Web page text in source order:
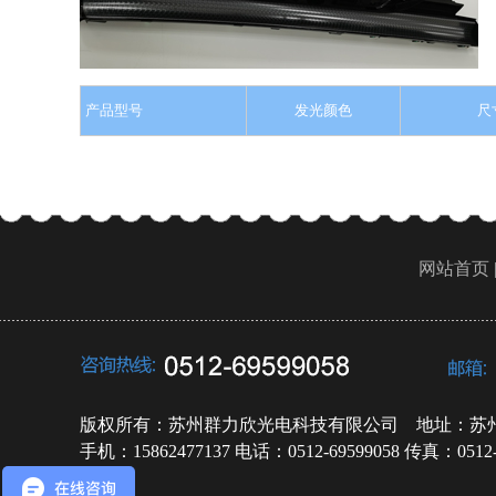
产品型号 发光颜色 尺
网站首页
版权所有：苏州群力欣光电科技有限公司 地址：苏
手机：15862477137 电话：0512-69599058 传真：